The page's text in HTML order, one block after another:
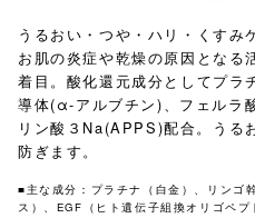
うるおい・つや・ハリ・くすみ
お肌の炎症や乾燥の原因となる
着目。酸化還元成分としてプラ
導体(α-アルブチン)、フェルラ
リン酸３Na(APPS)配合。うる
防ぎます。
■主な成分：プラチナ（白金）、リンゴ
ス）​、EGF（ヒト遺伝子組換オリゴペ